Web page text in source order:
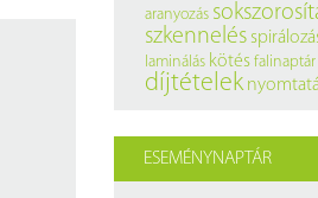
aranyozás
szkennelés
laminálás kötés falinaptár
díjtételek
ESEMÉNYNAPTÁR